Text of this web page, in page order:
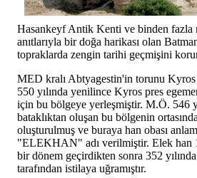
Hasankeyf Antik Kenti ve binden fazla
anıtlarıyla bir doğa harikası olan
topraklarda zengin tarihi geçmişini
MED kralı Abtyagestin'in torunu Kyros
550 yılında yenilince Kyros pres
için bu bölgeye yerleşmiştir. M.Ö. 546
bataklıktan oluşan bu bölgenin
oluşturulmuş ve buraya han obası
"ELEKHAN" adı verilmiştir. Elek han
bir dönem geçirdikten sonra 352
tarafından istilaya uğramıştır.